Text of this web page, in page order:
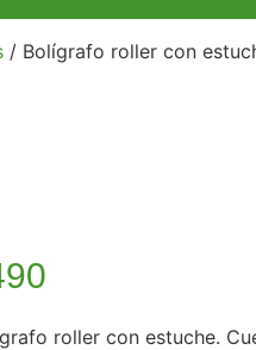
/ Bolígrafo roller con
roller con estuche.